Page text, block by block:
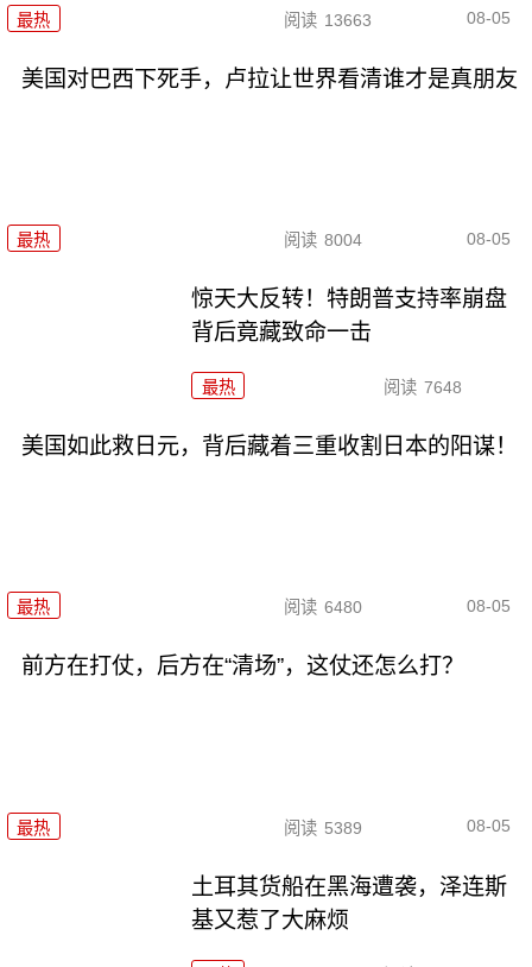
最热 阅读 13663 08-05
美国对巴西下死手，卢拉让世界看清谁才是真朋友
最热 阅读 8004 08-05
惊天大反转！特朗普支持率崩盘
背后竟藏致命一击
最热 阅读 7648
美国如此救日元，背后藏着三重收割日本的阳谋！
最热 阅读 6480 08-05
前方在打仗，后方在“清场”，这仗还怎么打？
最热 阅读 5389 08-05
土耳其货船在黑海遭袭，泽连斯
基又惹了大麻烦